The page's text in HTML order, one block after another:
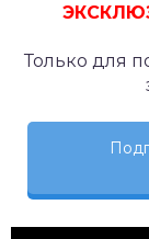
Только для